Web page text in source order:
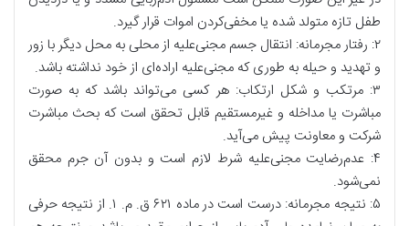
طفل تازه متولد شده یا مخفی‌کردن اموات قرار گیرد.
۲: رفتار مجرمانه: انتقال جسم مجنی‌علیه از محلی به محل دیگر با زور
و تهدید و حیله به طوری که مجنی‌علیه اراده‌ای از خود نداشته باشد.
۳: مرتکب و شکل ارتکاب: هر کسی می‌تواند باشد که به صورت
مباشرت یا مداخله و غیرمستقیم قابل تحقق است که بحث مباشرت
شرکت و معاونت پیش می‌آید.
۴: عدم‌رضایت مجنی‌علیه شرط لازم است و بدون آن جرم محقق
نمی‌شود.
۵: نتیجه مجرمانه: درست است در ماده ۶۲۱ ق. م. ۱. از نتیجه حرفی